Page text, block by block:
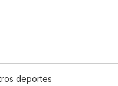
deportes